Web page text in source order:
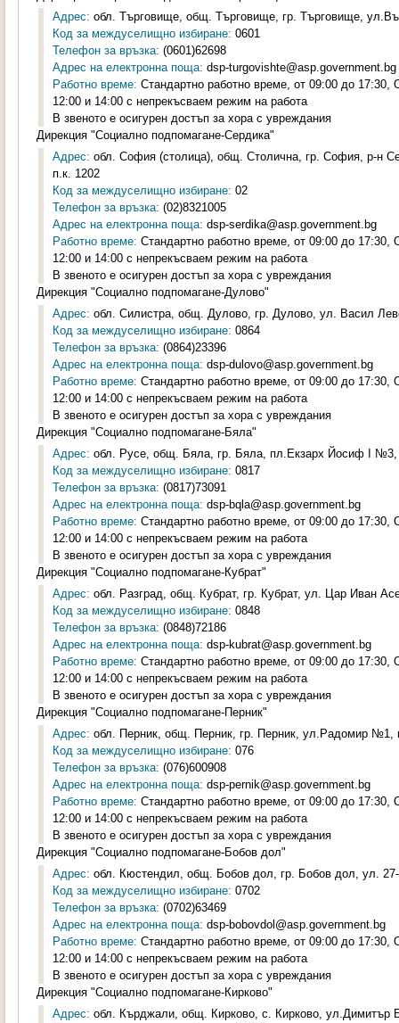
Адрес: обл. Търговище, общ. Търговище, гр. Търговище,
Код за междуселищно избиране: 0601
Телефон за връзка: (0601)62698
Адрес на електронна поща: dsp-turgovishte@asp.government.bg
Работно време: Стандартно работно време, от 09:00 до
12:00 и 14:00 с непрекъсваем режим на работа
В звеното е осигурен достъп за хора с увреждания
Дирекция "Социално подпомагане-Сердика"
Адрес: обл. София (столица), общ. Столична, гр. София, р-н
п.к. 1202
Код за междуселищно избиране: 02
Телефон за връзка: (02)8321005
Адрес на електронна поща: dsp-serdika@asp.government.bg
Работно време: Стандартно работно време, от 09:00 до
12:00 и 14:00 с непрекъсваем режим на работа
В звеното е осигурен достъп за хора с увреждания
Дирекция "Социално подпомагане-Дулово"
Адрес: обл. Силистра, общ. Дулово, гр. Дулово, ул. Васил
Код за междуселищно избиране: 0864
Телефон за връзка: (0864)23396
Адрес на електронна поща: dsp-dulovo@asp.government.bg
Работно време: Стандартно работно време, от 09:00 до
12:00 и 14:00 с непрекъсваем режим на работа
В звеното е осигурен достъп за хора с увреждания
Дирекция "Социално подпомагане-Бяла"
Адрес: обл. Русе, общ. Бяла, гр. Бяла, пл.Екзарх Йосиф I №3,
Код за междуселищно избиране: 0817
Телефон за връзка: (0817)73091
Адрес на електронна поща: dsp-bqla@asp.government.bg
Работно време: Стандартно работно време, от 09:00 до
12:00 и 14:00 с непрекъсваем режим на работа
В звеното е осигурен достъп за хора с увреждания
Дирекция "Социално подпомагане-Кубрат"
Адрес: обл. Разград, общ. Кубрат, гр. Кубрат, ул. Цар Иван
Код за междуселищно избиране: 0848
Телефон за връзка: (0848)72186
Адрес на електронна поща: dsp-kubrat@asp.government.bg
Работно време: Стандартно работно време, от 09:00 до
12:00 и 14:00 с непрекъсваем режим на работа
В звеното е осигурен достъп за хора с увреждания
Дирекция "Социално подпомагане-Перник"
Адрес: обл. Перник, общ. Перник, гр. Перник, ул.Радомир №1,
Код за междуселищно избиране: 076
Телефон за връзка: (076)600908
Адрес на електронна поща: dsp-pernik@asp.government.bg
Работно време: Стандартно работно време, от 09:00 до
12:00 и 14:00 с непрекъсваем режим на работа
В звеното е осигурен достъп за хора с увреждания
Дирекция "Социално подпомагане-Бобов дол"
Адрес: обл. Кюстендил, общ. Бобов дол, гр. Бобов дол, ул.
Код за междуселищно избиране: 0702
Телефон за връзка: (0702)63469
Адрес на електронна поща: dsp-bobovdol@asp.government.bg
Работно време: Стандартно работно време, от 09:00 до
12:00 и 14:00 с непрекъсваем режим на работа
В звеното е осигурен достъп за хора с увреждания
Дирекция "Социално подпомагане-Кирково"
Адрес: обл. Кърджали, общ. Кирково, с. Кирково, ул.Димитър